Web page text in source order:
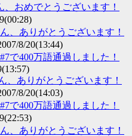
、おめでとうございます！
、ありがとうございます！
8/20(13:44)
で400万語通過しました！
、ありがとうございます！
8/20(14:03)
で400万語通過しました！
、ありがとうございます！